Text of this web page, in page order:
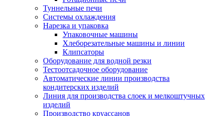
Туннельные печи
Системы охлаждения
Нарезка и упаковка
Упаковочные машины
Хлеборезательные машины и линии
Клипсаторы
Оборудование для водной резки
Тестоотсадочное оборудование
Автоматические линии производства
кондитерских изделий
Линия для производства слоек и мелкоштучных
изделий
Производство круассанов